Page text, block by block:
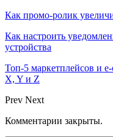
Как промо-ролик
Как настроить
устройства
Топ-5 маркетплейсов и
X, Y и Z
Prev Next
Комментарии закрыты.